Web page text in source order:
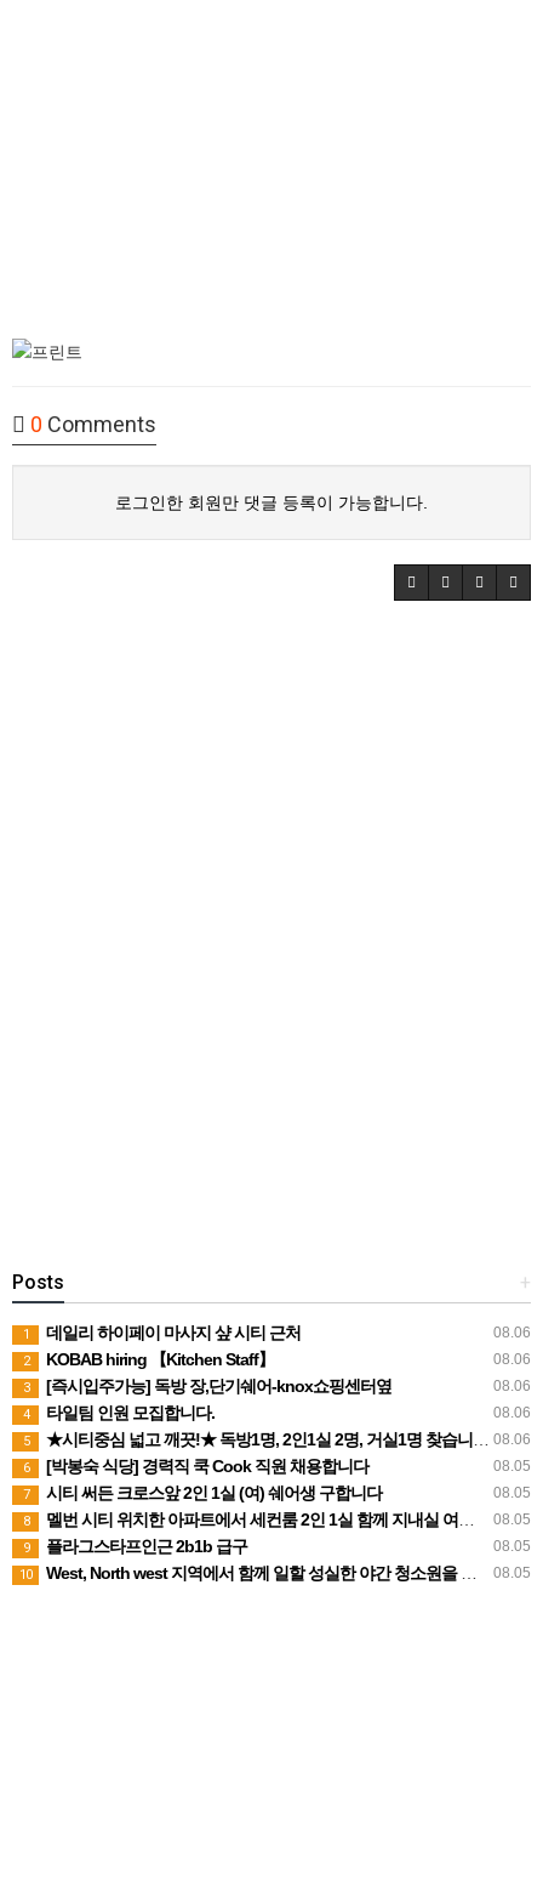
0 Comments
로그인한 회원만 댓글 등록이 가능합니다.
+
Posts
08.06
1 데일리 하이페이 마사지 샾 시티 근처
08.06
2 KOBAB hiring 【Kitchen Staff】
08.06
3 [즉시입주가능] 독방 장,단기쉐어-knox쇼핑센터옆
08.06
4 타일팀 인원 모집합니다.
08.06
5 ★시티중심 넓고 깨끗!★ 독방1명, 2인1실 2명, 거실1명 찾습니다.
08.05
6 [박봉숙 식당] 경력직 쿡 Cook 직원 채용합니다
08.05
7 시티 써든 크로스앞 2인 1실 (여) 쉐어생 구합니다
08.05
8 멜번 시티 위치한 아파트에서 세컨룸 2인 1실 함께 지내실 여성분 1분을 구합니다.
08.05
9 플라그스타프인근 2b1b 급구
08.05
10 West, North west 지역에서 함께 일할 성실한 야간 청소원을 모집합니다